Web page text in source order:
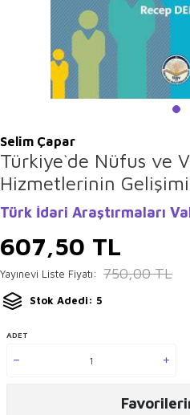
Selim Çapar
Türkiye`de Nüfus ve
Hizmetlerinin Gelişimi
Türk İdari Araştırmaları
607,50 TL
Yayınevi Liste Fiyatı: 750,00TL
Stok Adedi: 5
ADET